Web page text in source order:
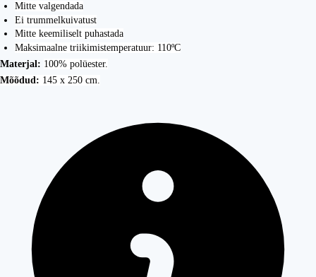
Mitte valgendada
Ei trummelkuivatust
Mitte keemiliselt puhastada
Maksimaalne triikimistemperatuur: 110ºC
Materjal: 100% polüester.
Mõõdud: 145 x 250 cm.